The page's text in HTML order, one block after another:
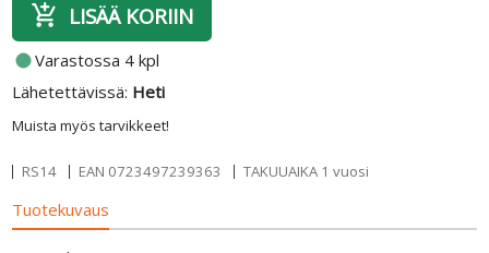
Muista myös tarvikkeet!
add_shopping_cart LISÄÄ KORIIN
fiber_manual_recordVarastossa 4 kpl
Lähetettävissä: Heti
RS14 EAN 0723497239363 TAKUUAIKA 1 vuosi
Tuotekuvaus